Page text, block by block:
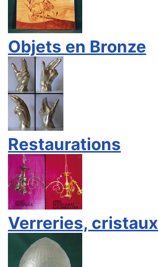
Objets en Bronze
Restaurations
Verreries, cristaux